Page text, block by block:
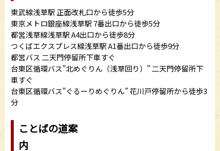
東武線浅草駅 正面改札口から徒歩5分
東京メトロ銀座線浅草駅 7番出口から徒歩5分
都営浅草線浅草駅 A4出口から徒歩8分
つくばエクスプレス線浅草駅 A1番出口から徒歩9分
都営バス 二天門停留所下車すぐ
台東区循環バス”北めぐりん（浅草回り）” 二天門停留所下
車すぐ
台東区循環バス”ぐるーりめぐりん” 花川戸停留所から徒歩3
分
ことばの道案
内